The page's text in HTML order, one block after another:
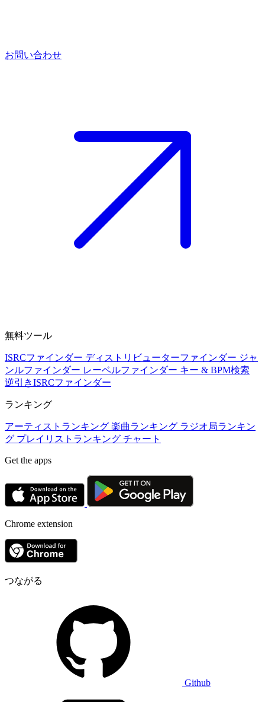
お問い合わせ
無料ツール
ISRCファインダー ディストリビューターファインダー ジャ
ンルファインダー レーベルファインダー キー & BPM検索
逆引きISRCファインダー
ランキング
アーティストランキング 楽曲ランキング ラジオ局ランキン
グ プレイリストランキング チャート
Get the apps
Chrome extension
つながる
Github